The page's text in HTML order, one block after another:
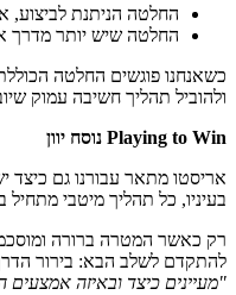
החלטה הניתנת לביצוע,
החלטה שיש יותר מדרך
כשאנחנו פוגשים החלטה
ולהוביל תהליך חשיבה עמוק
Playing to Win נוסח יוון
אריסטו מתאר עבורנו גם
בעיניו, כל תהליך מיטבי
רק כאשר המטרה ברורה
להתקדם לשלב הבא: בירור
"מעיינים כיצד ובאיזה